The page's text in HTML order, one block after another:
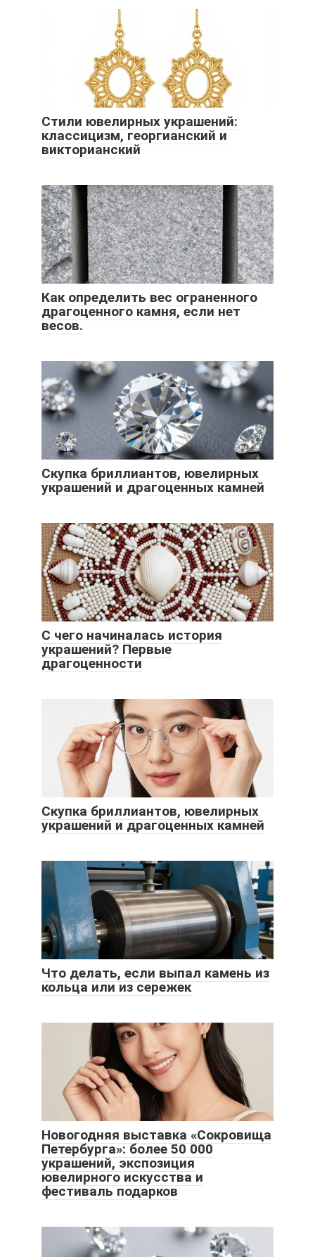
Стили ювелирных украшений:
классицизм, георгианский и
викторианский
Как определить вес ограненного
драгоценного камня, если нет
весов.
Скупка бриллиантов, ювелирных
украшений и драгоценных камней
С чего начиналась история
украшений? Первые
драгоценности
Скупка бриллиантов, ювелирных
украшений и драгоценных камней
Что делать, если выпал камень из
кольца или из сережек
Новогодняя выставка «Сокровища
Петербурга»: более 50 000
украшений, экспозиция
ювелирного искусства и
фестиваль подарков